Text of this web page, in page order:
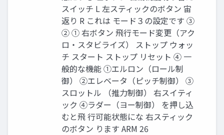
スイッチ L 左スティックのボタン 宙
返り R これは モード３の設定です ③
② ① 右ボタン ⾶⾏モード変更（アク
ロ・スタビライズ） ストップ ウォッ
チ スタート ストップ リセット ④ 一
般的な機能 ①エルロン（ロール制
御） ②エレベータ（ピッチ制御） ③
スロットル （推力制御） 右スイティ
ック ④ラダー（ヨー制御） を押し込
むと⾶ ⾏可能状態にな 右スティック
のボタン ります ARM 26